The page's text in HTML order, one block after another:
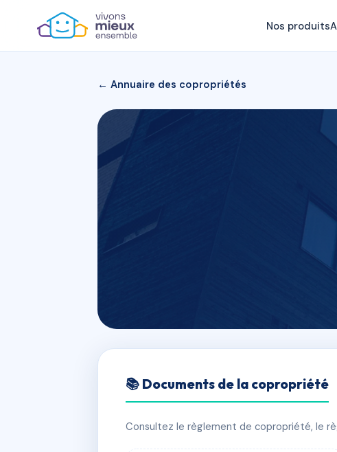
Nos produits
← Annuaire des copropriétés
Raspail 217-219
📍 217-219 bd raspail 75014 PARIS 14
📚 Documents de la copropriété
Consultez le règlement de copropriété, le